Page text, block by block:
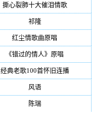
撕心裂肺十大催泪情歌(195)
祁隆(188)
红尘情歌曲原唱
《错过的情人》原唱
经典老歌100首怀旧连播(134)
风语(132)
陈瑞(128)